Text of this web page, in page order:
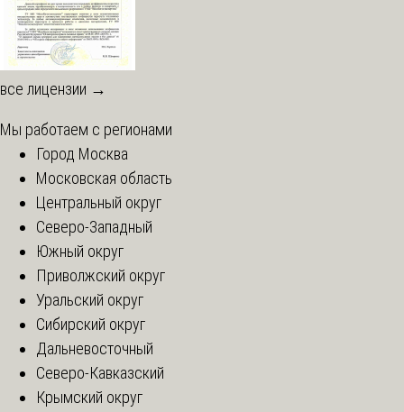
все лицензии →
Мы работаем с регионами
Город Москва
Московская область
Центральный округ
Северо-Западный
Южный округ
Приволжский округ
Уральский округ
Сибирский округ
Дальневосточный
Северо-Кавказский
Крымский округ